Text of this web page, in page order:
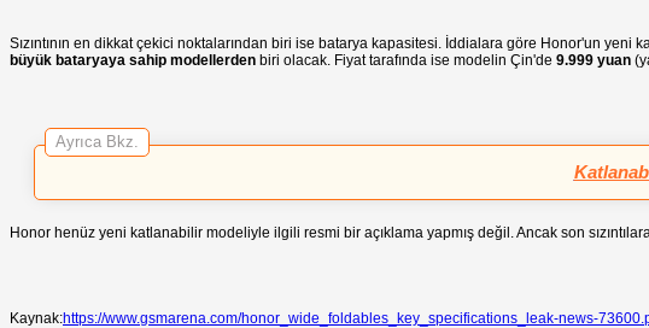
Sızıntının en dikkat çekici noktalarından biri ise batarya kapasitesi. İddialara göre Honor'un yeni
büyük bataryaya sahip modellerden biri olacak. Fiyat tarafında ise modelin Çin'de 9.999 yuan
Ayrıca Bkz.
Honor henüz yeni katlanabilir modeliyle ilgili resmi bir açıklama yapmış değil. Ancak son
Kaynak:https://www.gsmarena.com/honor_wide_foldables_key_specifications_leak-news-